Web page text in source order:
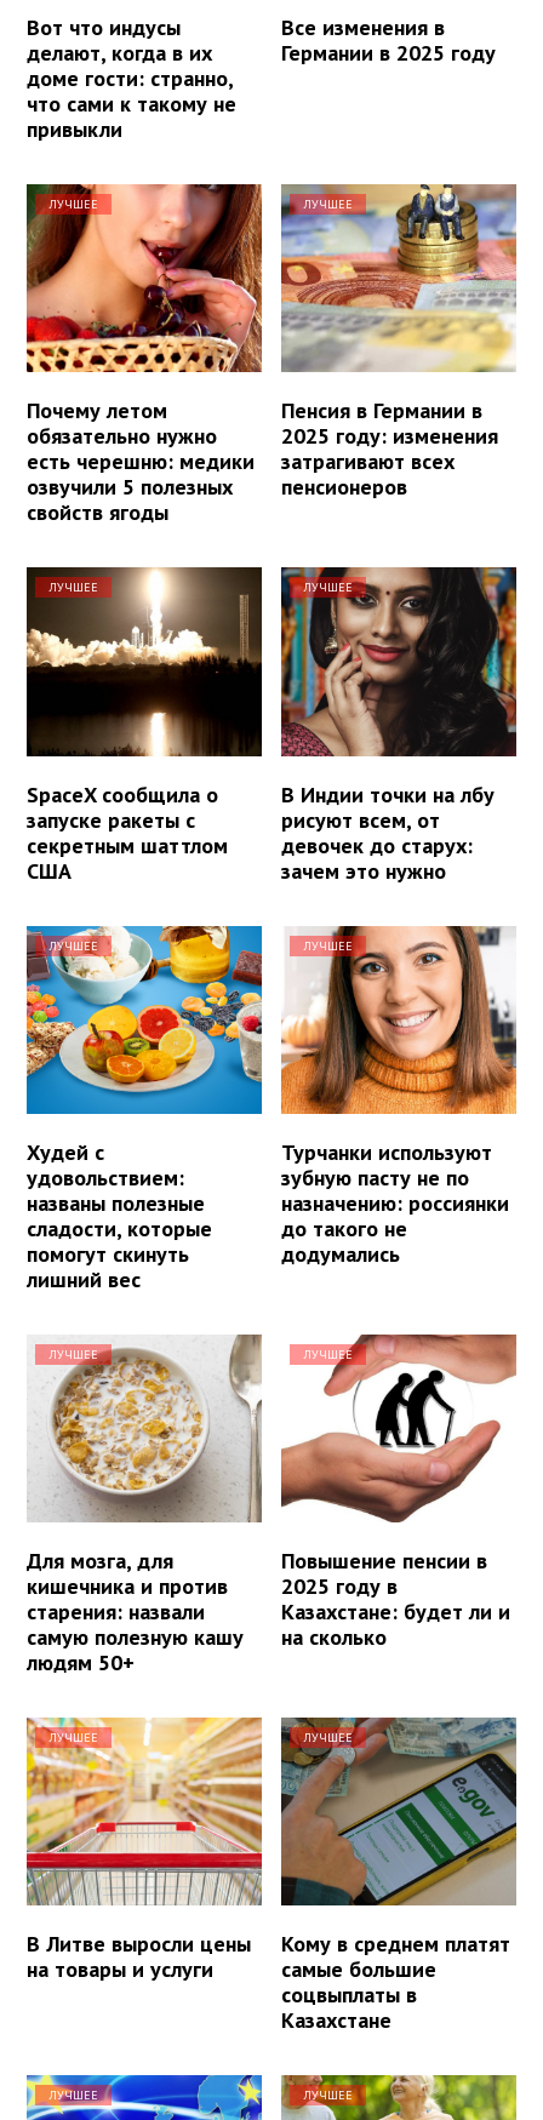
Вот что индусы
делают, когда в их
доме гости: странно,
что сами к такому не
привыкли
Все изменения в
Германии в 2025 году
ЛУЧШЕЕ
Почему летом
обязательно нужно
есть черешню: медики
озвучили 5 полезных
свойств ягоды
ЛУЧШЕЕ
Пенсия в Германии в
2025 году: изменения
затрагивают всех
пенсионеров
ЛУЧШЕЕ
SpaceX сообщила о
запуске ракеты с
секретным шаттлом
США
ЛУЧШЕЕ
В Индии точки на лбу
рисуют всем, от
девочек до старух:
зачем это нужно
ЛУЧШЕЕ
Худей с
удовольствием:
названы полезные
сладости, которые
помогут скинуть
лишний вес
ЛУЧШЕЕ
Турчанки используют
зубную пасту не по
назначению: россиянки
до такого не
додумались
ЛУЧШЕЕ
Для мозга, для
кишечника и против
старения: назвали
самую полезную кашу
людям 50+
ЛУЧШЕЕ
Повышение пенсии в
2025 году в
Казахстане: будет ли и
на сколько
ЛУЧШЕЕ
В Литве выросли цены
на товары и услуги
ЛУЧШЕЕ
Кому в среднем платят
самые большие
соцвыплаты в
Казахстане
ЛУЧШЕЕ ЛУЧШЕЕ